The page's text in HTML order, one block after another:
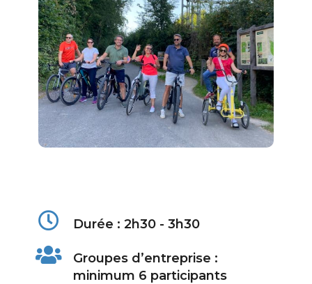
Durée : 2h30 - 3h30
Groupes d’entreprise :
minimum 6 participants